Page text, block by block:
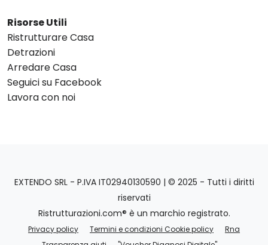
Risorse Utili
Ristrutturare Casa
Detrazioni
Arredare Casa
Seguici su Facebook
Lavora con noi
EXTENDO SRL - P.IVA IT02940130590 | © 2025 - Tutti i diritti
riservati
Ristrutturazioni.com® è un marchio registrato.
Privacy policy Termini e condizioni Cookie policy
Rna